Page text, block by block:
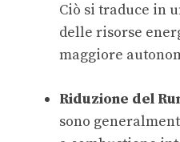
Ciò si traduce in
delle risorse
maggiore
Riduzione del
sono